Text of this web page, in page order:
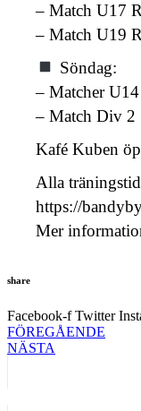
– Match U17
– Match U19
Söndag:
– Matcher
– Match Div 2
Kafé Kuben
Alla
https://
Mer
share
Facebook-f Twitter
FÖREGÅENDE
NÄSTA